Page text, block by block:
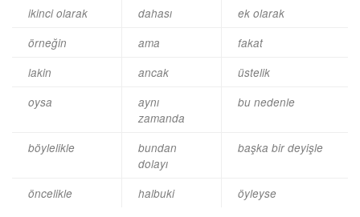
ikinci olarak
dahası
ek olarak
örneğin
ama
fakat
lakin
ancak
üstelik
oysa
aynı
zamanda
bu nedenle
böylelikle
bundan
dolayı
başka bir deyişle
öncelikle halbuki öyleyse